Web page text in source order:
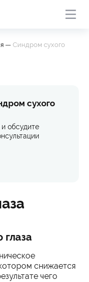
симптомы
— Синдром сухого
сухого
обсудите
глаза
снижается
чего